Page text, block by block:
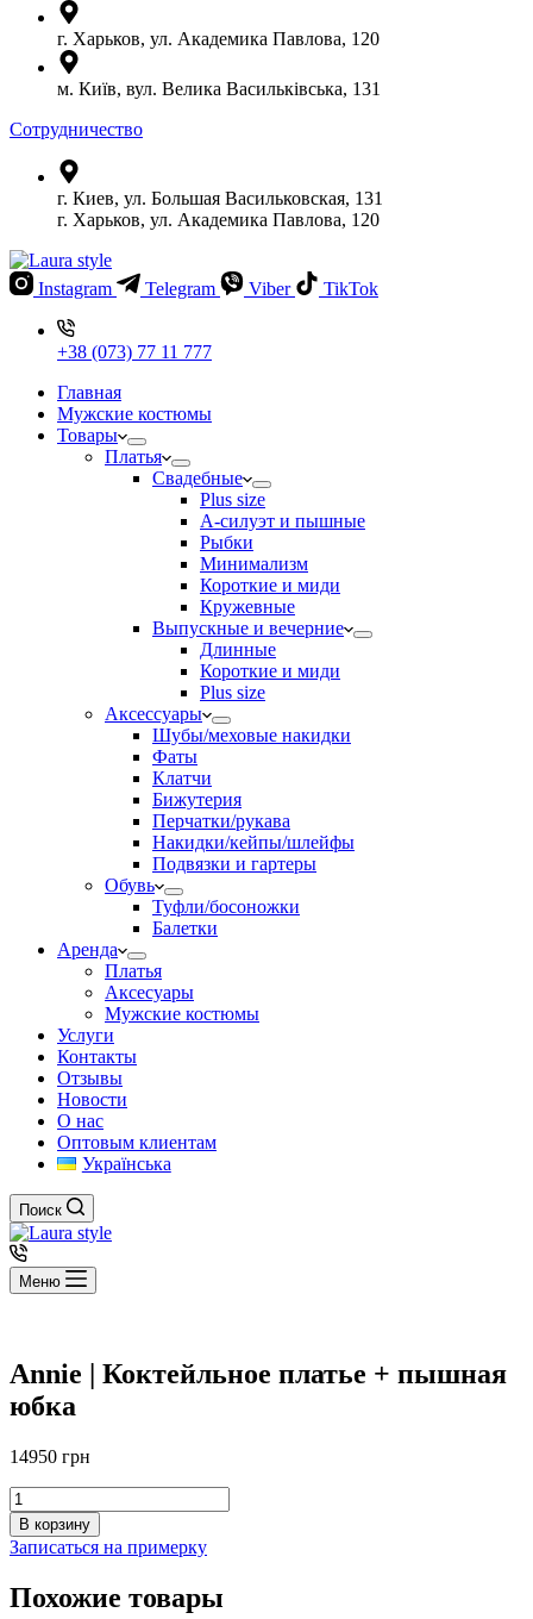
г. Харьков, ул. Академика Павлова, 120
м. Київ, вул. Велика Васильківська, 131
Сотрудничество
г. Киев, ул. Большая Васильковская, 131
г. Харьков, ул. Академика Павлова, 120
Instagram Telegram Viber TikTok
+38 (073) 77 11 777
Главная
Мужские костюмы
Товары
Платья
Свадебные
Plus size
А-силуэт и пышные
Рыбки
Минимализм
Короткие и миди
Кружевные
Выпускные и вечерние
Длинные
Короткие и миди
Plus size
Аксессуары
Шубы/меховые накидки
Фаты
Клатчи
Бижутерия
Перчатки/рукава
Накидки/кейпы/шлейфы
Подвязки и гартеры
Обувь
Туфли/босоножки
Балетки
Аренда
Платья
Аксесуары
Мужские костюмы
Услуги
Контакты
Отзывы
Новости
О нас
Оптовым клиентам
Українська
Поиск
Меню
Annie | Коктейльное платье + пышная
юбка
14950 грн
Количество
товара
Annie
|
платье
В корзину
Записаться на примерку
Похожие товары